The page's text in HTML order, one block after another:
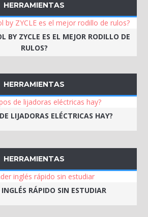
HERRAMIENTAS
BY ZYCLE ES EL MEJOR RODILLO DE
RULOS?
HERRAMIENTAS
LIJADORAS ELÉCTRICAS HAY?
HERRAMIENTAS
RÁPIDO SIN ESTUDIAR